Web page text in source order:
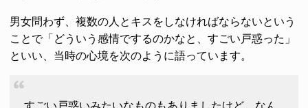
男女問わず、複数の人とキスをしなければならないという
ことで「どういう感情でするのかなと、すごい戸惑った」
といい、当時の心境を次のように語っています。
すごい戸惑いみたいなものもありましたけど、なん